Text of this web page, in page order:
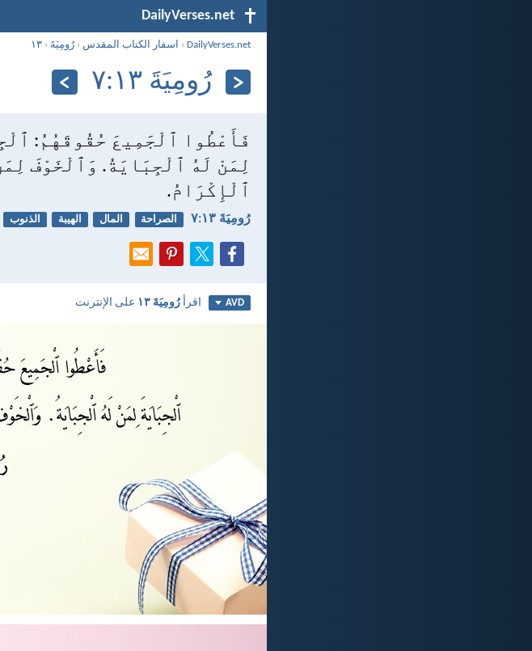
DailyVerses.net
DailyVerses.net
› اسفار الكتاب المقدس ›رُومِيَةَ ›١٣
رُومِيَةَ ١٣:‏٧
فَأَعْطُوا ٱلْجَمِيعَ حُقُوقَهُمُ:
لِمَنْ لَهُ ٱلْجِبَايَةُ. وَٱلْخَوْفَ
ٱلْإِكْرَامُ.
رُومِيَةَ ١٣:‏٧ الصراحة المال الهيبة الذنوب
AVD اقرأرُومِيَةَ ١٣ على الإنترنت